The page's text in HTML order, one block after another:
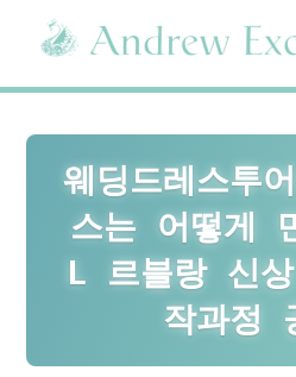
content
웨딩드레스투
스는 어떻게
L 르블랑 신
작과정